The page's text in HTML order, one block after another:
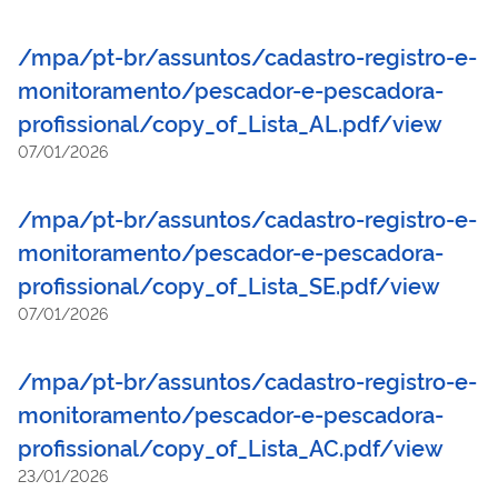
/mpa/pt-br/assuntos/cadastro-registro-e-
monitoramento/pescador-e-pescadora-
profissional/copy_of_Lista_AL.pdf/view
07/01/2026
/mpa/pt-br/assuntos/cadastro-registro-e-
monitoramento/pescador-e-pescadora-
profissional/copy_of_Lista_SE.pdf/view
07/01/2026
/mpa/pt-br/assuntos/cadastro-registro-e-
monitoramento/pescador-e-pescadora-
profissional/copy_of_Lista_AC.pdf/view
23/01/2026